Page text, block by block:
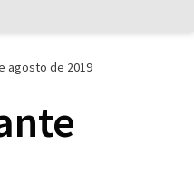
agosto de 2019